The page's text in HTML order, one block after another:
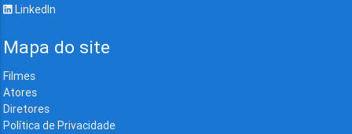
LinkedIn
Mapa do site
Filmes
Atores
Diretores
Política de Privacidade